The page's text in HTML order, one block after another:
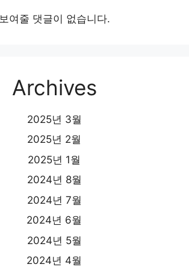
보여줄 댓글이 없습니다.
Archives
2025년 3월
2025년 2월
2025년 1월
2024년 8월
2024년 7월
2024년 6월
2024년 5월
2024년 4월